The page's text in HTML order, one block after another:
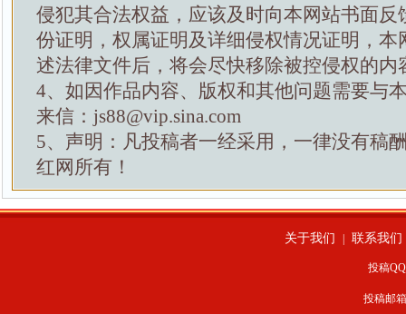
侵犯其合法权益，应该及时向本网站书面反
份证明，权属证明及详细侵权情况证明，本
述法律文件后，将会尽快移除被控侵权的内
4、如因作品内容、版权和其他问题需要与
来信：js88@vip.sina.com
5、声明：凡投稿者一经采用，一律没有稿
红网所有！
关于我们 联系我们
投稿
投稿邮